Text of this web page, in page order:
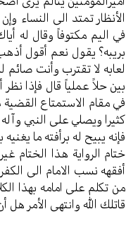
الأنظار تمتد الی النساء
في الیم مکتوفاً وقال له
بریبه؟ یقول نعم أقول
لعابه لا تقترب وأنت صائم
بین حلاً عملیاً قال فإذا
في مقام الاستمتاع
کثیرا ویصلي علی النبي
فإنه یبیح له برأفته ما
ختام الروایة هذا الختام
أفقهه نسب الامام الی
من تکلم علی امامه بهذا
قاتلك الله وانتهی الأمر